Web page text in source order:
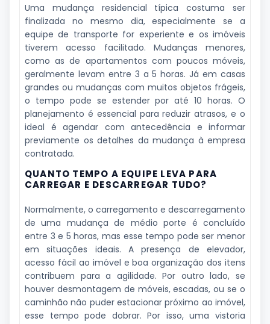
Uma mudança residencial típica costuma ser
finalizada no mesmo dia, especialmente se a
equipe de transporte for experiente e os imóveis
tiverem acesso facilitado. Mudanças menores,
como as de apartamentos com poucos móveis,
geralmente levam entre 3 a 5 horas. Já em casas
grandes ou mudanças com muitos objetos frágeis,
o tempo pode se estender por até 10 horas. O
planejamento é essencial para reduzir atrasos, e o
ideal é agendar com antecedência e informar
previamente os detalhes da mudança à empresa
contratada.
QUANTO TEMPO A EQUIPE LEVA PARA
CARREGAR E DESCARREGAR TUDO?
Normalmente, o carregamento e descarregamento
de uma mudança de médio porte é concluído
entre 3 e 5 horas, mas esse tempo pode ser menor
em situações ideais. A presença de elevador,
acesso fácil ao imóvel e boa organização dos itens
contribuem para a agilidade. Por outro lado, se
houver desmontagem de móveis, escadas, ou se o
caminhão não puder estacionar próximo ao imóvel,
esse tempo pode dobrar. Por isso, uma vistoria